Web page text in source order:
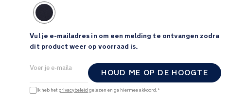
Product Fashions
Vul je e-mailadres in om een melding te ontvangen zodra
dit product weer op voorraad is.
HOUD ME OP DE HOOGTE
Ik heb het privacybeleid gelezen en ga hiermee akkoord.*